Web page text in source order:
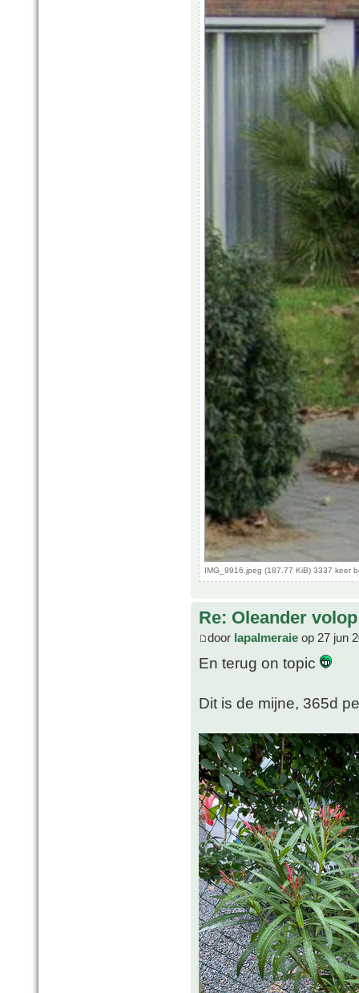
IMG_9916.jpeg (187.77 KiB) 3337 keer
Re: Oleander
door lapalmeraie op 27 jun
En terug on topic
Dit is de mijne, 365d